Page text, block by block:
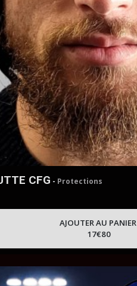
CFG - Protections
AJOUTER AU PANIER
17€80